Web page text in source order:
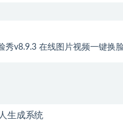
秀v8.9.3 在线图片视频一键换
生成系统